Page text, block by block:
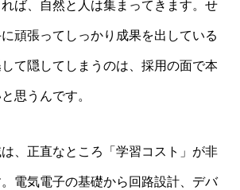
ば、自然と人は集まってきます。せ
頑張ってしっかり成果を出している
て隠してしまうのは、採用の面で本
思うんです。
、正直なところ「学習コスト」が非
電気電子の基礎から回路設計、デバ